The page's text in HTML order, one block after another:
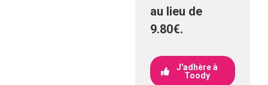
au lieu de
9.80€.
J'adhère à
Toody